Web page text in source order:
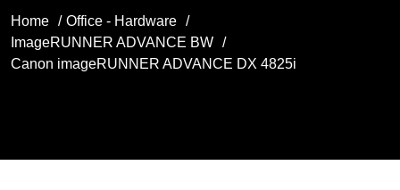
Home
Office - Hardware
ImageRUNNER ADVANCE BW
Canon imageRUNNER ADVANCE DX 4825i